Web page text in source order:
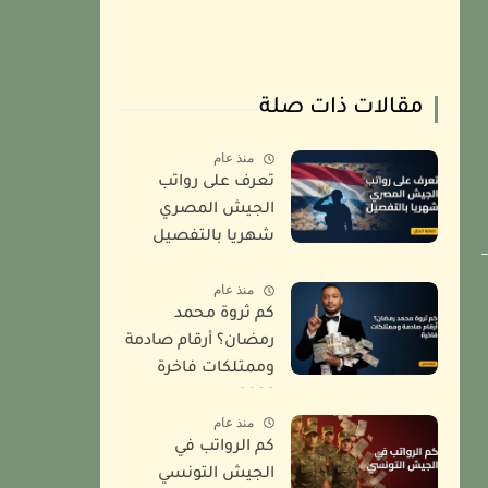
مقالات ذات صلة
منذ عام
تعرف على رواتب
الجيش المصري
شهريا بالتفصيل
منذ عام
كم ثروة محمد
رمضان؟ أرقام صادمة
وممتلكات فاخرة
منذ عام
كم الرواتب في
الجيش التونسي